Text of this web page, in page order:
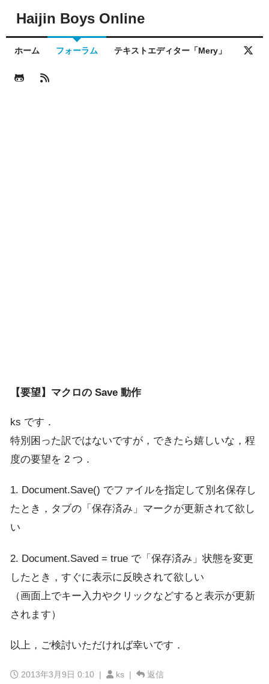
Haijin Boys Online
ホーム フォーラム テキストエディター「Mery」
【要望】マクロの Save 動作
ks です．
特別困った訳ではないですが，できたら嬉しいな，程
度の要望を 2 つ．
1. Document.Save() でファイルを指定して別名保存し
たとき，タブの「保存済み」マークが更新されて欲し
い
2. Document.Saved = true で「保存済み」状態を変更
したとき，すぐに表示に反映されて欲しい
（画面上でキー入力やクリックなどすると表示が更新
されます）
以上，ご検討いただければ幸いです．
2013年3月9日 0:10 | ks | 返信